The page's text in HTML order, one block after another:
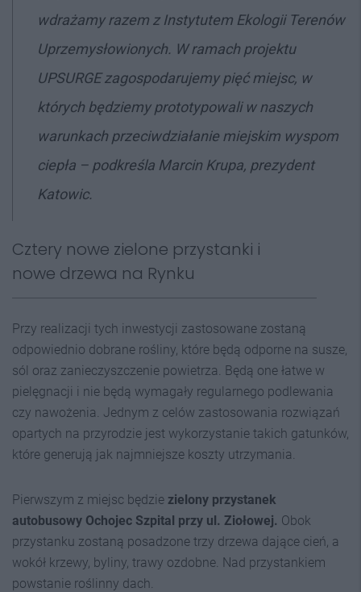
wdrażamy razem z Instytutem Ekologii Terenów
Uprzemysłowionych. W ramach projektu
UPSURGE zagospodarujemy pięć miejsc, w
których będziemy prototypowali w naszych
warunkach przeciwdziałanie miejskim wyspom
ciepła – podkreśla Marcin Krupa, prezydent
Katowic.
Cztery nowe zielone przystanki i
nowe drzewa na Rynku
Przy realizacji tych inwestycji zastosowane zostaną
odpowiednio dobrane rośliny, które będą odporne na susze,
sól oraz zanieczyszczenie powietrza. Będą one łatwe w
pielęgnacji i nie będą wymagały regularnego podlewania
czy nawożenia. Jednym z celów zastosowania rozwiązań
opartych na przyrodzie jest wykorzystanie takich gatunków,
które generują jak najmniejsze koszty utrzymania.
Pierwszym z miejsc będzie zielony przystanek
autobusowy Ochojec Szpital przy ul. Ziołowej. Obok
przystanku zostaną posadzone trzy drzewa dające cień, a
wokół krzewy, byliny, trawy ozdobne. Nad przystankiem
powstanie roślinny dach.